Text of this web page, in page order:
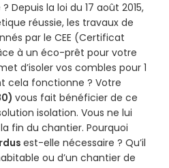
la loi du 17 août 2015,
réussie, les travaux de
par le CEE (Certificat
à un éco-prêt pour votre
d’isoler vos combles pour 1
cela fonctionne ? Votre
vous fait bénéficier de ce
isolation. Vous ne lui
fin du chantier. Pourquoi
est-elle nécessaire ? Qu’il
ou d’un chantier de